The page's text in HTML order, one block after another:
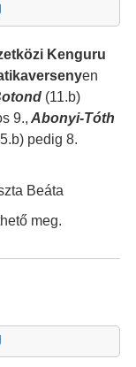
Kenguru
en
(11.b)
9., Abonyi-Tóth
pedig 8.
Beáta
meg.